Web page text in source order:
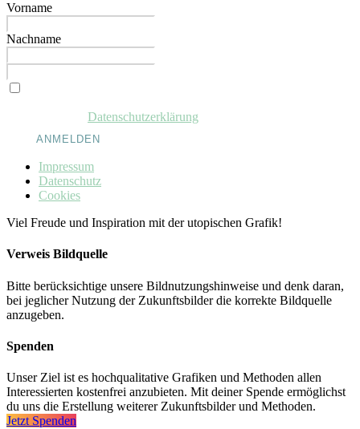
Vorname
Nachname
Daten­schutz­erklärung
ANMELDEN
Impressum
Datenschutz
Cookies
Viel Freude und Inspiration mit der utopischen Grafik!
Verweis Bildquelle
Bitte berücksichtige unsere Bildnutzungshinweise und denk daran,
bei jeglicher Nutzung der Zukunftsbilder die korrekte Bildquelle
anzugeben.
Spenden
Unser Ziel ist es hochqualitative Grafiken und Methoden allen
Interessierten kostenfrei anzubieten. Mit deiner Spende ermöglichst
du uns die Erstellung weiterer Zukunftsbilder und Methoden.
Jetzt Spenden